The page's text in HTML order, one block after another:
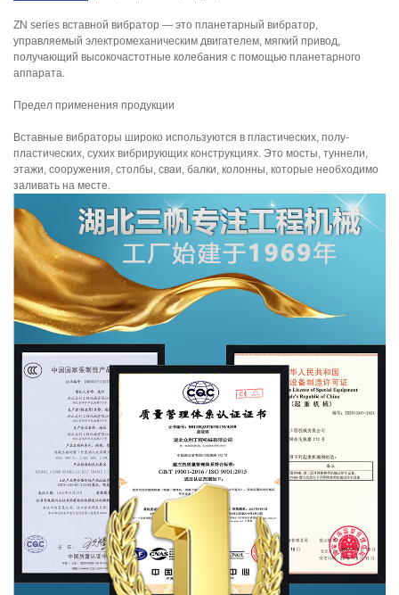
ZN series вставной вибратор — это планетарный вибратор,
управляемый электромеханическим двигателем, мягкий привод,
получающий высокочастотные колебания с помощью планетарного
аппарата.
Предел применения продукции
Вставные вибраторы широко используются в пластических, полу-
пластических, сухих вибрирующих конструкциях. Это мосты, туннели,
этажи, сооружения, столбы, сваи, балки, колонны, которые необходимо
заливать на месте.